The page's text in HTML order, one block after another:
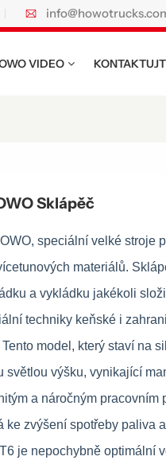
Tiếng Việt
မြန်မာ
українська
Română
VIDEO
Sklápěč
speciální velké stroje
materiálů.
a vykládku jakékoli
techniky keňské i
model, který staví na
světlou výšku, vynikající
a náročným pracovním
ke zvýšení spotřeby paliva
je nepochybně optimální